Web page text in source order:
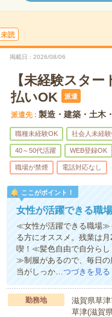
未読
掲載日 2026/08/06
【未経験スタ
払いOK
派遣
派遣先 製造・建築・土木
職種未経験OK 社会人未経
40～50代活躍 WEB登録OK
職場が禁煙 電話対応なし
ここがポイント！
女性が活躍できる職
≪女性が活躍できる職場≫
る方にオススメ。残業は
喫！≪髪色自由で自分ら
≫制服があるので、毎日
当がしっか…つづきを見る
勤務地
滋賀県草
草津(滋賀